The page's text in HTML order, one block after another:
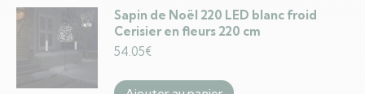
Sapin de Noël 220 LED blanc froid
Cerisier en fleurs 220 cm
54.05€